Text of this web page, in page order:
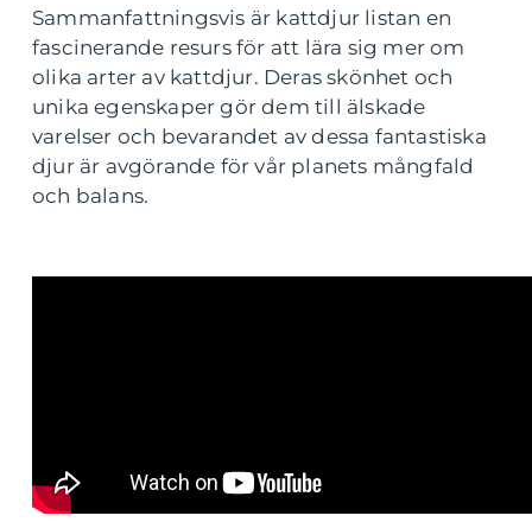
Sammanfattningsvis är kattdjur listan en
fascinerande resurs för att lära sig mer om
olika arter av kattdjur. Deras skönhet och
unika egenskaper gör dem till älskade
varelser och bevarandet av dessa fantastiska
djur är avgörande för vår planets mångfald
och balans.